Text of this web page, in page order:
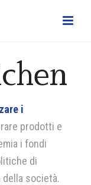
i
prodotti e
i fondi
di
della società.